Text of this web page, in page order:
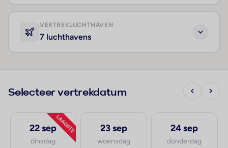
VERTREKLUCHTHAVEN
7 luchthavens
Selecteer vertrekdatum
LAAGSTE
22 sep
dinsdag
23 sep
woensdag
24 sep
donderdag